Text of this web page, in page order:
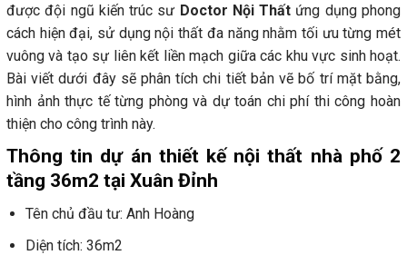
được đội ngũ kiến trúc sư Doctor Nội Thất ứng dụng phong
cách hiện đại, sử dụng nội thất đa năng nhằm tối ưu từng mét
vuông và tạo sự liên kết liền mạch giữa các khu vực sinh hoạt.
Bài viết dưới đây sẽ phân tích chi tiết bản vẽ bố trí mặt bằng,
hình ảnh thực tế từng phòng và dự toán chi phí thi công hoàn
thiện cho công trình này.
Thông tin dự án thiết kế nội thất nhà phố 2
tầng 36m2 tại Xuân Đỉnh
Tên chủ đầu tư: Anh Hoàng
Diện tích: 36m2